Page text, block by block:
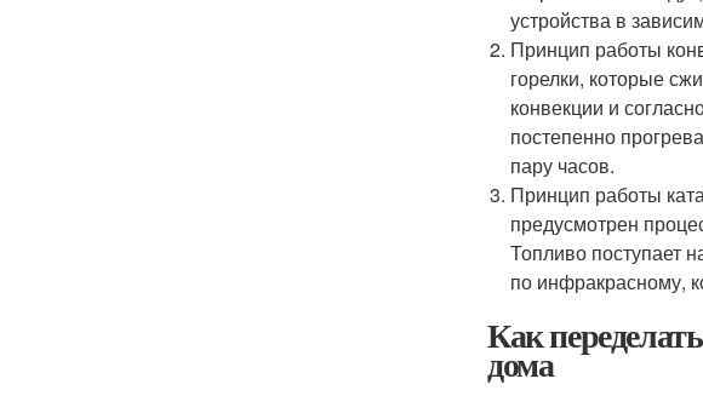
устройства в
Принцип работы
горелки, которые
конвекции и
постепенно
пару часов.
Принцип работы
предусмотрен
Топливо поступает
по инфракрасному,
Как
дома